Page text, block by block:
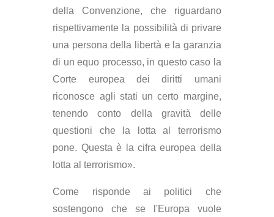
della Convenzione, che riguardano
rispettivamente la possibilità di privare
una persona della libertà e la garanzia
di un equo processo, in questo caso la
Corte europea dei diritti umani
riconosce agli stati un certo margine,
tenendo conto della gravità delle
questioni che la lotta al terrorismo
pone. Questa è la cifra europea della
lotta al terrorismo».
Come risponde ai politici che
sostengono che se l'Europa vuole